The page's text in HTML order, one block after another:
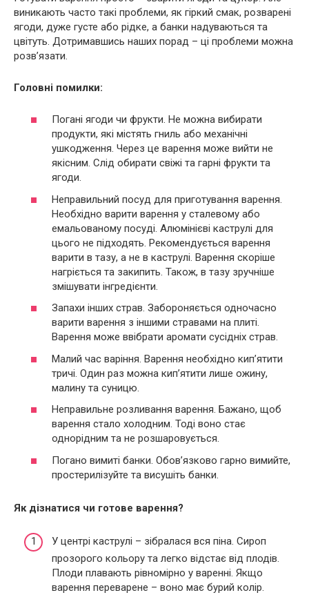
виникають часто такі проблеми, як гіркий смак, розварені
ягоди, дуже густе або рідке, а банки надуваються та
цвітуть. Дотримавшись наших порад – ці проблеми можна
розв’язати.
Головні помилки:
Погані ягоди чи фрукти. Не можна вибирати
продукти, які містять гниль або механічні
ушкодження. Через це варення може вийти не
якісним. Слід обирати свіжі та гарні фрукти та
ягоди.
Неправильний посуд для приготування варення.
Необхідно варити варення у сталевому або
емальованому посуді. Алюмінієві каструлі для
цього не підходять. Рекомендується варення
варити в тазу, а не в каструлі. Варення скоріше
нагріється та закипить. Також, в тазу зручніше
змішувати інгредієнти.
Запахи інших страв. Забороняється одночасно
варити варення з іншими стравами на плиті.
Варення може ввібрати аромати сусідніх страв.
Малий час варіння. Варення необхідно кип’ятити
тричі. Один раз можна кип’ятити лише ожину,
малину та суницю.
Неправильне розливання варення. Бажано, щоб
варення стало холодним. Тоді воно стає
однорідним та не розшаровується.
Погано вимиті банки. Обов’язково гарно вимийте,
простерилізуйте та висушіть банки.
Як дізнатися чи готове варення?
У центрі каструлі – зібралася вся піна. Сироп
прозорого кольору та легко відстає від плодів.
Плоди плавають рівномірно у варенні. Якщо
варення переварене – воно має бурий колір.